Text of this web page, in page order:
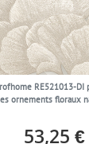
RE521013-
ornements floraux
53,25